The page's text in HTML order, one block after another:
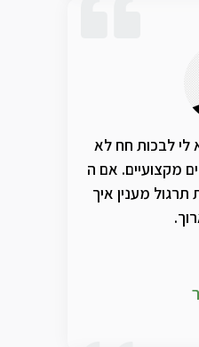
לי לבכות חח לא
מקצועיים. אם ה
מענין איך